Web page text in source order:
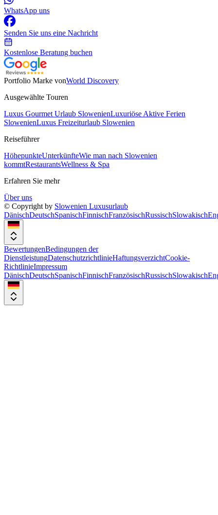
WhatsApp uns
Senden Sie uns eine Nachricht
Kostenlose Beratung buchen
Portfolio Marke vonWorld Discovery
Ausgewählte Touren
Luxus Gourmet Urlaub SlowenienLuxuriöse Aktive Ferien
SlowenienLuxus Freizeiturlaub Slowenien
Reiseführer
HöhepunkteUnterkünfteWie man nach Slowenien
kommtRestaurantsWellness & Spa
Erfahren Sie mehr
Über uns
© Copyright by Slowenien Luxusurlaub
DänischDeutschSpanischFinnischFranzösischRussischSlowakisch
BewertungenBedingungen der
DienstleistungDatenschutzrichtlinieHaftungsverzichtCookie-
RichtlinieImpressum
DänischDeutschSpanischFinnischFranzösischRussischSlowakisch